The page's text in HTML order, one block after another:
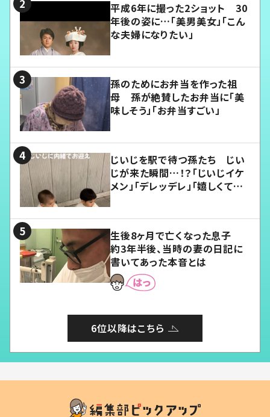
平成6年に撮った2ショット 30
年後の姿に…「美男美女」「こん
な夫婦になりたい」
孫のためにお弁当を作った祖
母 孫が絶賛したお弁当に「美
味しそう」「お弁当すごい」
じいじを駅で待つ孫たち じい
じが来た瞬間…！？「じいじイケ
メン」「デレッデレ」「嬉しくて可
生後8ヶ月で亡くなった息子
約3年半後、当時の妻の日記に
書いてあった本音とは
6位以降はこちら